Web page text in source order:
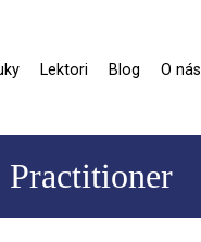
Lektori Blog O nás
Practitioner